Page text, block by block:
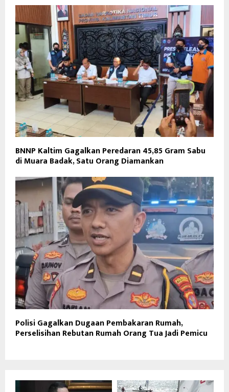
BNNP Kaltim Gagalkan Peredaran 45,85 Gram Sabu
di Muara Badak, Satu Orang Diamankan
Polisi Gagalkan Dugaan Pembakaran Rumah,
Perselisihan Rebutan Rumah Orang Tua Jadi Pemicu